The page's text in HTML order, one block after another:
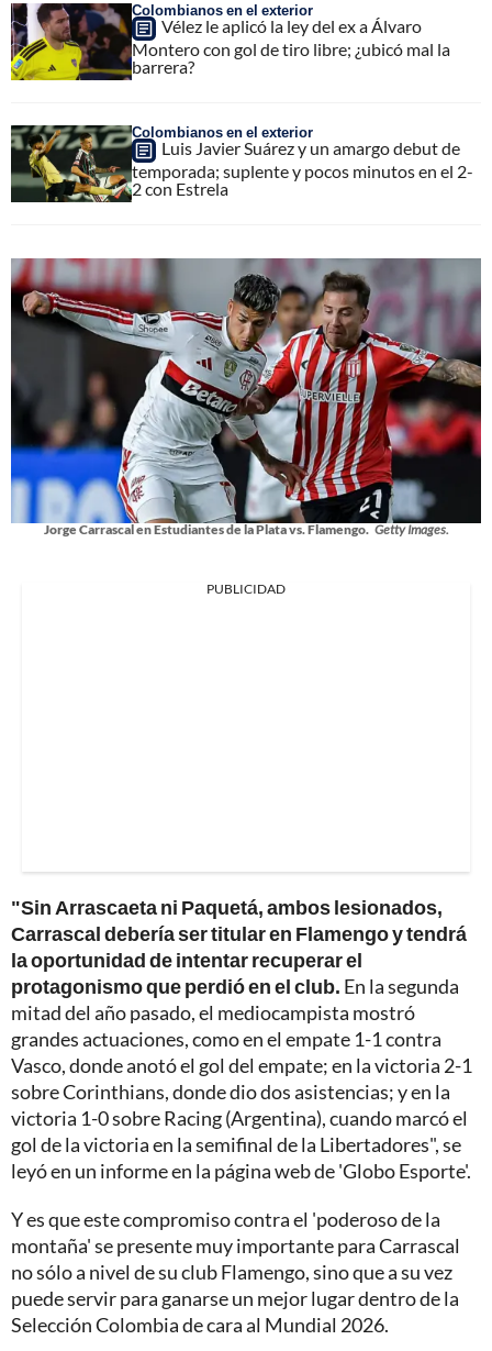
Colombianos en el exterior
Vélez le aplicó la ley del ex a Álvaro
Montero con gol de tiro libre; ¿ubicó mal la
barrera?
Colombianos en el exterior
Luis Javier Suárez y un amargo debut de
temporada; suplente y pocos minutos en el 2-
2 con Estrela
Jorge Carrascal en Estudiantes de la Plata vs. Flamengo. Getty Images.
PUBLICIDAD
"Sin Arrascaeta ni Paquetá, ambos lesionados,
Carrascal debería ser titular en Flamengo y tendrá
la oportunidad de intentar recuperar el
protagonismo que perdió en el club. En la segunda
mitad del año pasado, el mediocampista mostró
grandes actuaciones, como en el empate 1-1 contra
Vasco, donde anotó el gol del empate; en la victoria 2-1
sobre Corinthians, donde dio dos asistencias; y en la
victoria 1-0 sobre Racing (Argentina), cuando marcó el
gol de la victoria en la semifinal de la Libertadores", se
leyó en un informe en la página web de 'Globo Esporte'.
Y es que este compromiso contra el 'poderoso de la
montaña' se presente muy importante para Carrascal
no sólo a nivel de su club Flamengo, sino que a su vez
puede servir para ganarse un mejor lugar dentro de la
Selección Colombia de cara al Mundial 2026.